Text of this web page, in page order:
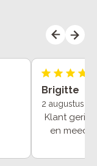
Brigitte
2 augustus
Klant
en